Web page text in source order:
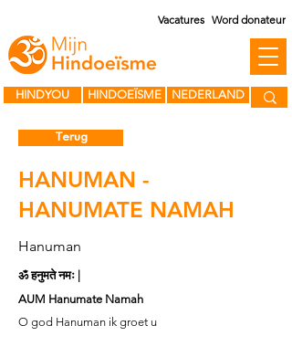
HINDOEÏSME
HINDYOU NEDERLAND
Vacatures Word donateur
Terug
HANUMAN -
HANUMATE NAMAH
Hanuman
ॐ हनुमते नमः |
AUM Hanumate Namah
O god Hanuman ik groet u